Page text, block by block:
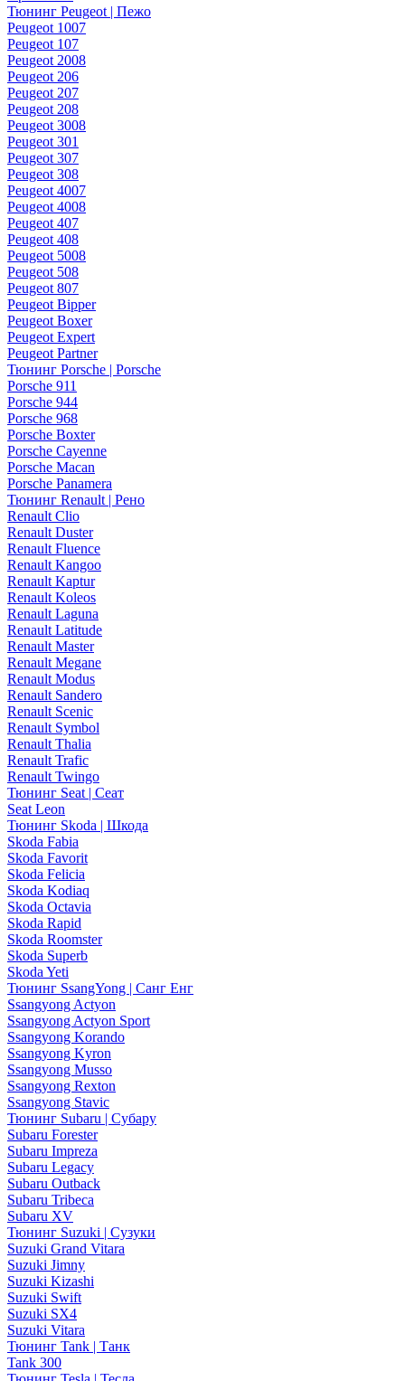
Тюнинг Peugeot | Пежо
Peugeot 1007
Peugeot 107
Peugeot 2008
Peugeot 206
Peugeot 207
Peugeot 208
Peugeot 3008
Peugeot 301
Peugeot 307
Peugeot 308
Peugeot 4007
Peugeot 4008
Peugeot 407
Peugeot 408
Peugeot 5008
Peugeot 508
Peugeot 807
Peugeot Bipper
Peugeot Boxer
Peugeot Expert
Peugeot Partner
Тюнинг Porsche | Porsche
Porsche 911
Porsche 944
Porsche 968
Porsche Boxter
Porsche Cayenne
Porsche Macan
Porsche Panamera
Тюнинг Renault | Рено
Renault Clio
Renault Duster
Renault Fluence
Renault Kangoo
Renault Kaptur
Renault Koleos
Renault Laguna
Renault Latitude
Renault Master
Renault Megane
Renault Modus
Renault Sandero
Renault Scenic
Renault Symbol
Renault Thalia
Renault Trafic
Renault Twingo
Тюнинг Seat | Сеат
Seat Leon
Тюнинг Skoda | Шкода
Skoda Fabia
Skoda Favorit
Skoda Felicia
Skoda Kodiaq
Skoda Octavia
Skoda Rapid
Skoda Roomster
Skoda Superb
Skoda Yeti
Тюнинг SsangYong | Санг Енг
Ssangyong Actyon
Ssangyong Actyon Sport
Ssangyong Korando
Ssangyong Kyron
Ssangyong Musso
Ssangyong Rexton
Ssangyong Stavic
Тюнинг Subaru | Субару
Subaru Forester
Subaru Impreza
Subaru Legacy
Subaru Outback
Subaru Tribeca
Subaru XV
Тюнинг Suzuki | Сузуки
Suzuki Grand Vitara
Suzuki Jimny
Suzuki Kizashi
Suzuki Swift
Suzuki SX4
Suzuki Vitara
Тюнинг Tank | Танк
Tank 300